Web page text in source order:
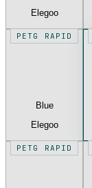
Elegoo
PETG RAPID
Blue
Elegoo
PETG RAPID